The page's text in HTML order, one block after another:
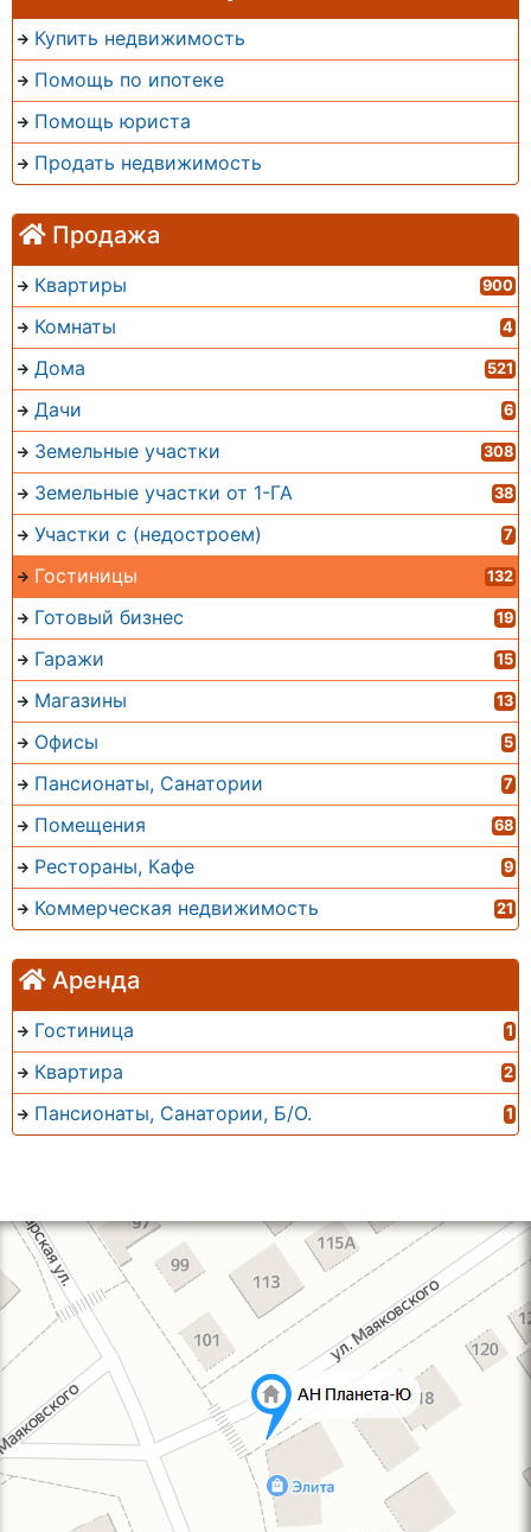
Купить недвижимость
Помощь по ипотеке
Помощь юриста
Продать недвижимость
Продажа
Квартиры 900
Комнаты 4
Дома 521
Дачи 6
Земельные участки 308
Земельные участки от 1-ГА 38
Участки с (недостроем) 7
Гостиницы 132
Готовый бизнес 19
Гаражи 15
Магазины 13
Офисы 5
Пансионаты, Санатории 7
Помещения 68
Рестораны, Кафе 9
Коммерческая недвижимость 21
Аренда
Гостиница 1
Квартира 2
Пансионаты, Санатории, Б/О. 1